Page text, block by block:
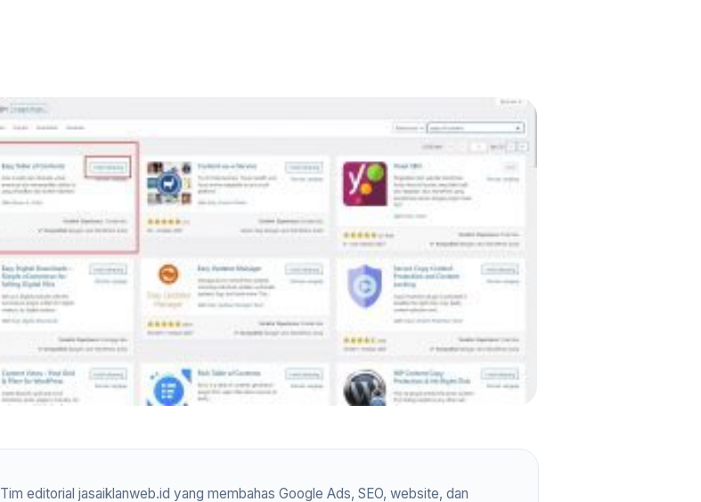
Tim editorial jasaiklanweb.id yang membahas Google Ads, SEO, website, dan